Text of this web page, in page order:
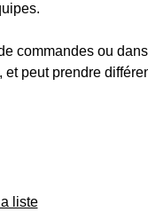
commandes ou
peut prendre
liste